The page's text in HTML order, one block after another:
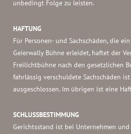
unbedingt Folge zu leisten.
HAFTUNG
Für Personen- und Sachschäden, die
Geierwally Bühne erleidet, haftet der
Freilichtbühne nach den gesetzlichen
fahrlässig verschuldete Sachschäden
ausgeschlossen. Im übrigen ist eine
SCHLUSSBESTIMMUNG
Gerichtsstand ist bei Unternehmen